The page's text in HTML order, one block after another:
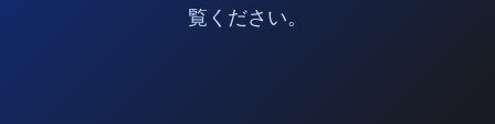
覧ください。